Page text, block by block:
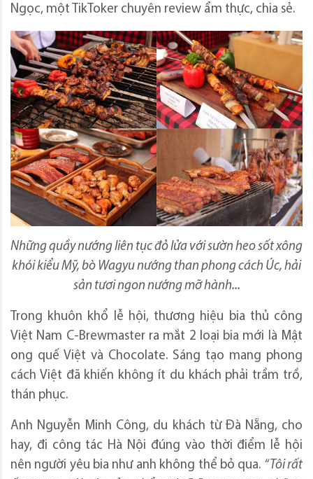
Ngọc, một TikToker chuyên review ẩm thực, chia sẻ.
Những quầy nướng liên tục đỏ lửa với sườn heo sốt xông
khói kiểu Mỹ, bò Wagyu nướng than phong cách Úc, hải
sản tươi ngon nướng mỡ hành...
Trong khuôn khổ lễ hội, thương hiệu bia thủ công
Việt Nam C-Brewmaster ra mắt 2 loại bia mới là Mật
ong quế Việt và Chocolate. Sáng tạo mang phong
cách Việt đã khiến không ít du khách phải trầm trồ,
thán phục.
Anh Nguyễn Minh Công, du khách từ Đà Nẵng, cho
hay, đi công tác Hà Nội đúng vào thời điểm lễ hội
nên người yêu bia như anh không thể bỏ qua. “Tôi rất